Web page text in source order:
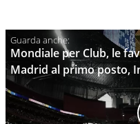
Mondiale per Club, le
Madrid al primo posto,